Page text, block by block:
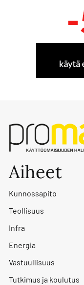
Aiheet
Kunnossapito
Teollisuus
Infra
Energia
Vastuullisuus
Tutkimus ja koulutus